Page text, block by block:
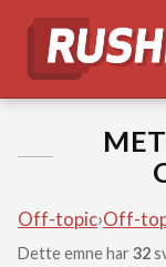
Off-topic›Off-
Dette emne har 32